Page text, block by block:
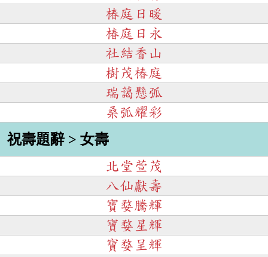
椿庭日暖
椿庭日永
社結香山
樹茂椿庭
瑞藹懸弧
桑弧耀彩
祝壽題辭 > 女壽
北堂萱茂
八仙獻壽
寶婺騰輝
寶婺星輝
寶婺呈輝